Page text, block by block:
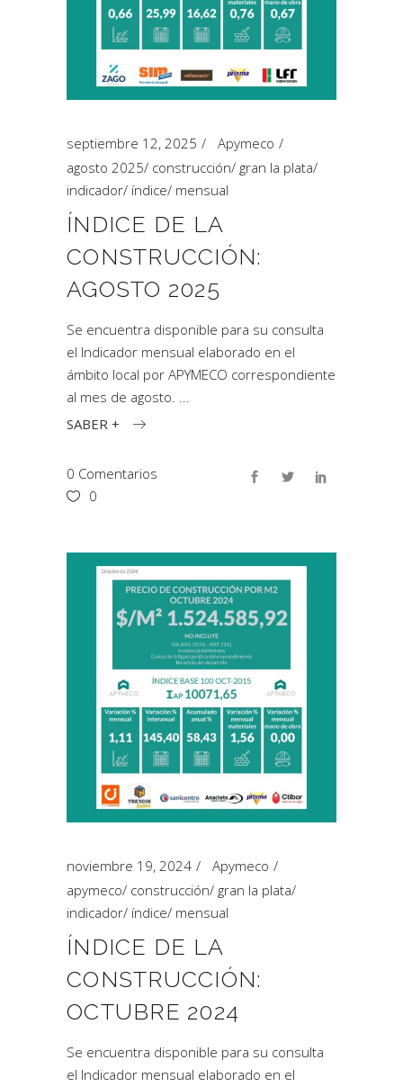
septiembre 12, 2025
Apymeco
agosto 2025/ construcción/ gran la plata/
indicador/ índice/ mensual
ÍNDICE DE LA
CONSTRUCCIÓN:
AGOSTO 2025
Se encuentra disponible para su consulta
el Indicador mensual elaborado en el
ámbito local por APYMECO correspondiente
al mes de agosto.
SABER +
0 Comentarios
0
noviembre 19, 2024
Apymeco
apymeco/ construcción/ gran la plata/
indicador/ índice/ mensual
ÍNDICE DE LA
CONSTRUCCIÓN:
OCTUBRE 2024
Se encuentra disponible para su consulta
el Indicador mensual elaborado en el